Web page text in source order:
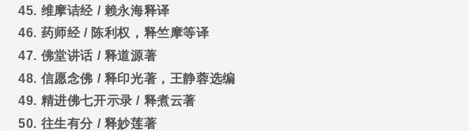
45. 维摩诘经 / 赖永海释译
46. 药师经/ 陈利权，释竺摩等译
47. 佛堂讲话 / 释道源著
48. 信愿念佛 / 释印光著，王静蓉选编
49. 精进佛七开示录 / 释煮云著
50. 往生有分 / 释妙莲著